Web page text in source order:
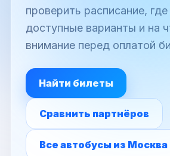
проверить расписание,
доступные варианты и на
внимание перед оплатой
Найти билеты
Сравнить партнёров
Все автобусы из Москва